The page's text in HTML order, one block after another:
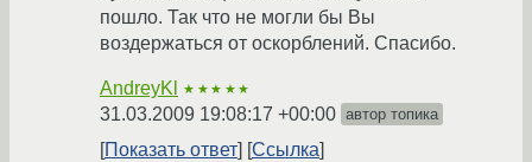
пошло. Так что не могли бы Вы
воздержаться от оскорблений. Спасибо.
AndreyKl ★★★★★
31.03.2009 19:08:17 +00:00 автор топика
Показать ответ Ссылка